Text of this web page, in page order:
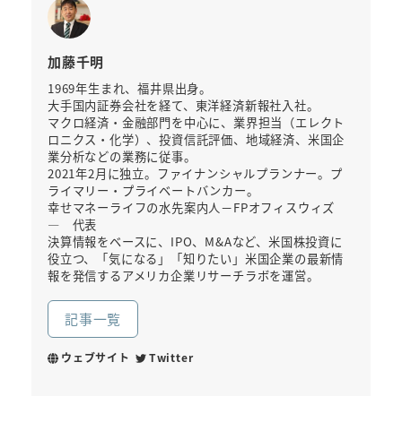
加藤千明
1969年生まれ、福井県出身。
大手国内証券会社を経て、東洋経済新報社入社。
マクロ経済・金融部門を中心に、業界担当（エレクト
ロニクス・化学）、投資信託評価、地域経済、米国企
業分析などの業務に従事。
2021年2月に独立。ファイナンシャルプランナー。プ
ライマリー・プライベートバンカー。
幸せマネーライフの水先案内人－FPオフィスウィズ
― 代表
決算情報をベースに、IPO、M&Aなど、米国株投資に
役立つ、「気になる」「知りたい」米国企業の最新情
報を発信するアメリカ企業リサーチラボを運営。
記事一覧
ウェブサイト Twitter